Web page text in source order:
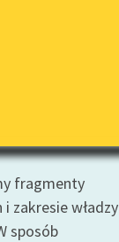
dostępności
fragmenty
zakresie władzy
sposób